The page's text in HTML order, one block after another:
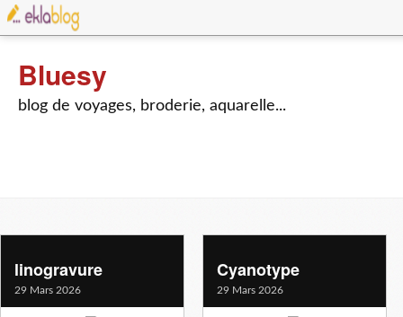
Bluesy
blog de voyages, broderie, aquarelle...
linogravure
29 Mars 2026
Cyanotype
29 Mars 2026